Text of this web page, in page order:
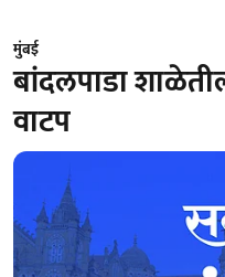
मुंबई
बांदलपाडा शाळेतील
वाटप